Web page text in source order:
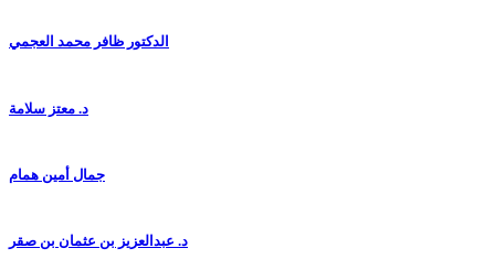
الدكتور ظافر محمد العجمي
د. معتز سلامة
جمال أمين همام
د. عبدالعزيز بن عثمان بن صقر